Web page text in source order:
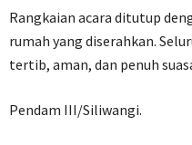
​Rangkaian acara ditutup
rumah yang diserahkan.
tertib, aman, dan penuh
Pendam III/Siliwangi.